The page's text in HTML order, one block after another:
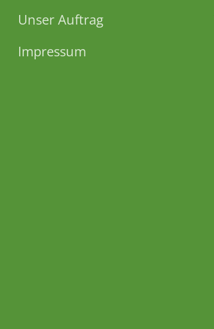
Unser Auftrag
Impressum